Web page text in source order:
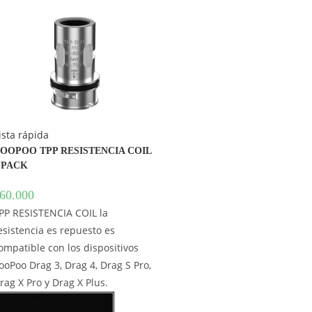
rápida
TPP RESISTENCIA COIL
60.000
RESISTENCIA COIL la
es repuesto es
con los dispositivos
Drag 3, Drag 4, Drag S Pro,
X Pro y Drag X Plus.